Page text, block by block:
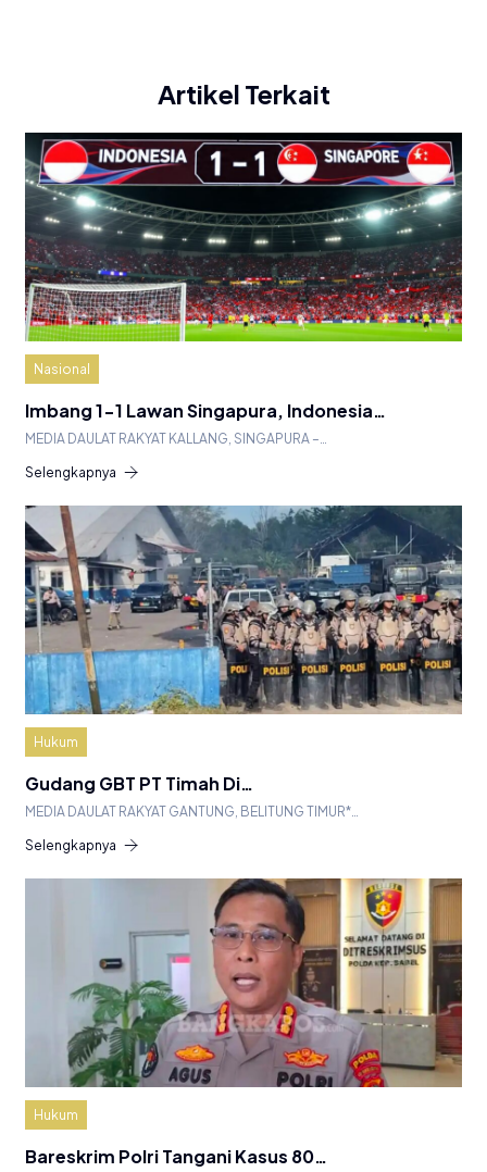
Artikel Terkait
Nasional
Imbang 1-1 Lawan Singapura, Indonesia…
MEDIA DAULAT RAKYAT KALLANG, SINGAPURA –…
Selengkapnya
Hukum
Gudang GBT PT Timah Di…
MEDIA DAULAT RAKYAT GANTUNG, BELITUNG TIMUR*…
Selengkapnya
Hukum
Bareskrim Polri Tangani Kasus 80…